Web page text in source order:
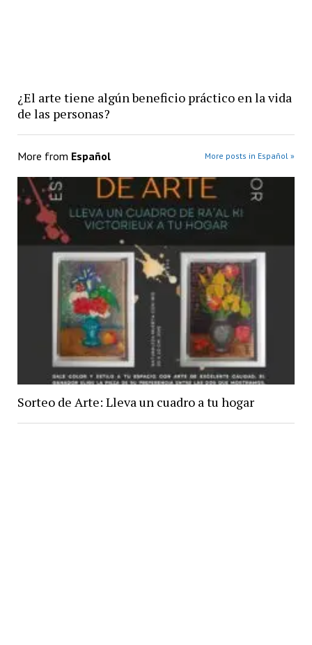
¿El arte tiene algún beneficio práctico en la vida
de las personas?
More from Español More posts in Español »
Sorteo de Arte: Lleva un cuadro a tu hogar